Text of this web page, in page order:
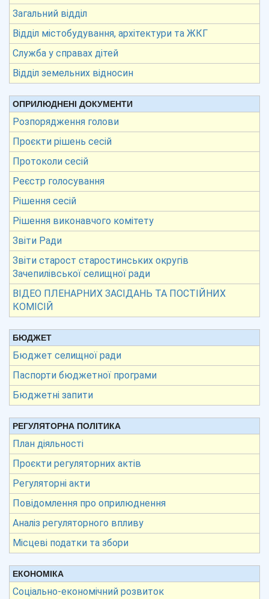
Загальний відділ
Відділ містобудування, архітектури та ЖКГ
Служба у справах дітей
Відділ земельних відносин
ОПРИЛЮДНЕНІ ДОКУМЕНТИ
Розпорядження голови
Проєкти рішень сесій
Протоколи сесій
Реєстр голосування
Рішення сесій
Рішення виконавчого комітету
Звіти Ради
Звіти старост старостинських округів
Зачепилівської селищної ради
ВІДЕО ПЛЕНАРНИХ ЗАСІДАНЬ ТА ПОСТІЙНИХ
КОМІСІЙ
БЮДЖЕТ
Бюджет селищної ради
Паспорти бюджетної програми
Бюджетні запити
РЕГУЛЯТОРНА ПОЛІТИКА
План діяльності
Проєкти регуляторних актів
Регуляторні акти
Повідомлення про оприлюднення
Аналіз регуляторного впливу
Місцеві податки та збори
ЕКОНОМІКА
Соціально-економічний розвиток